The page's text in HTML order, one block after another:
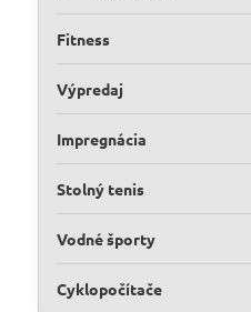
Fitness
Výpredaj
Impregnácia
Stolný tenis
Vodné športy
Cyklopočítače